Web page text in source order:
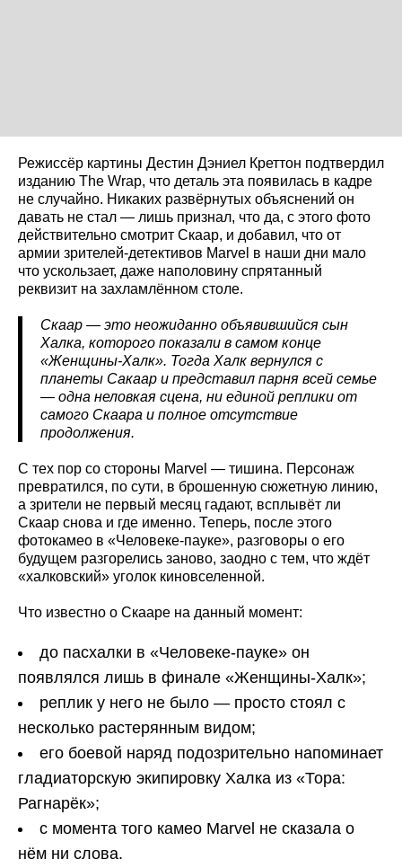
Режиссёр картины Дестин Дэниел Креттон подтвердил
изданию The Wrap, что деталь эта появилась в кадре
не случайно. Никаких развёрнутых объяснений он
давать не стал — лишь признал, что да, с этого фото
действительно смотрит Скаар, и добавил, что от
армии зрителей-детективов Marvel в наши дни мало
что ускользает, даже наполовину спрятанный
реквизит на захламлённом столе.
Скаар — это неожиданно объявившийся сын
Халка, которого показали в самом конце
«Женщины-Халк». Тогда Халк вернулся с
планеты Сакаар и представил парня всей семье
— одна неловкая сцена, ни единой реплики от
самого Скаара и полное отсутствие
продолжения.
С тех пор со стороны Marvel — тишина. Персонаж
превратился, по сути, в брошенную сюжетную линию,
а зрители не первый месяц гадают, всплывёт ли
Скаар снова и где именно. Теперь, после этого
фотокамео в «Человеке-пауке», разговоры о его
будущем разгорелись заново, заодно с тем, что ждёт
«халковский» уголок киновселенной.
Что известно о Скааре на данный момент:
до пасхалки в «Человеке-пауке» он
появлялся лишь в финале «Женщины-Халк»;
реплик у него не было — просто стоял с
несколько растерянным видом;
его боевой наряд подозрительно напоминает
гладиаторскую экипировку Халка из «Тора:
Рагнарёк»;
с момента того камео Marvel не сказала о
нём ни слова.